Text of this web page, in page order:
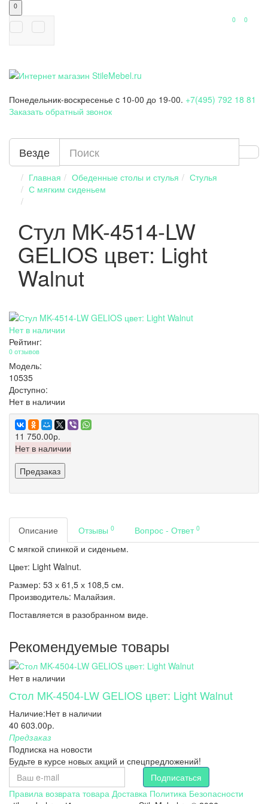
0
0
0
Понедельник-воскресенье c 10-00 до 19-00. +7(495) 792 18 81
Заказать обратный звонок
Везде
Главная Обеденные столы и стулья
Стулья
С мягким сиденьем
Стул MK-4514-LW
GELIOS цвет: Light
Walnut
Нет в наличии
Рейтинг:
0 отзывов
Модель:
10535
Доступно:
Нет в наличии
11 750.00р.
Нет в наличии
Предзаказ
Описание Отзывы 0 Вопрос - Ответ 0
С мягкой спинкой и сиденьем.
Цвет: Light Walnut.
Размер: 53 х 61,5 х 108,5 см.
Производитель: Малайзия.
Поставляется в разобранном виде.
Рекомендуемые товары
Нет в наличии
Стол MK-4504-LW GELIOS цвет: Light Walnut
Наличие:Нет в наличии
40 603.00р.
Предзаказ
Подписка на новости
Будьте в курсе новых акций и спецпредложений!
Подписаться
Правила возврата товара Доставка Политика Безопасности